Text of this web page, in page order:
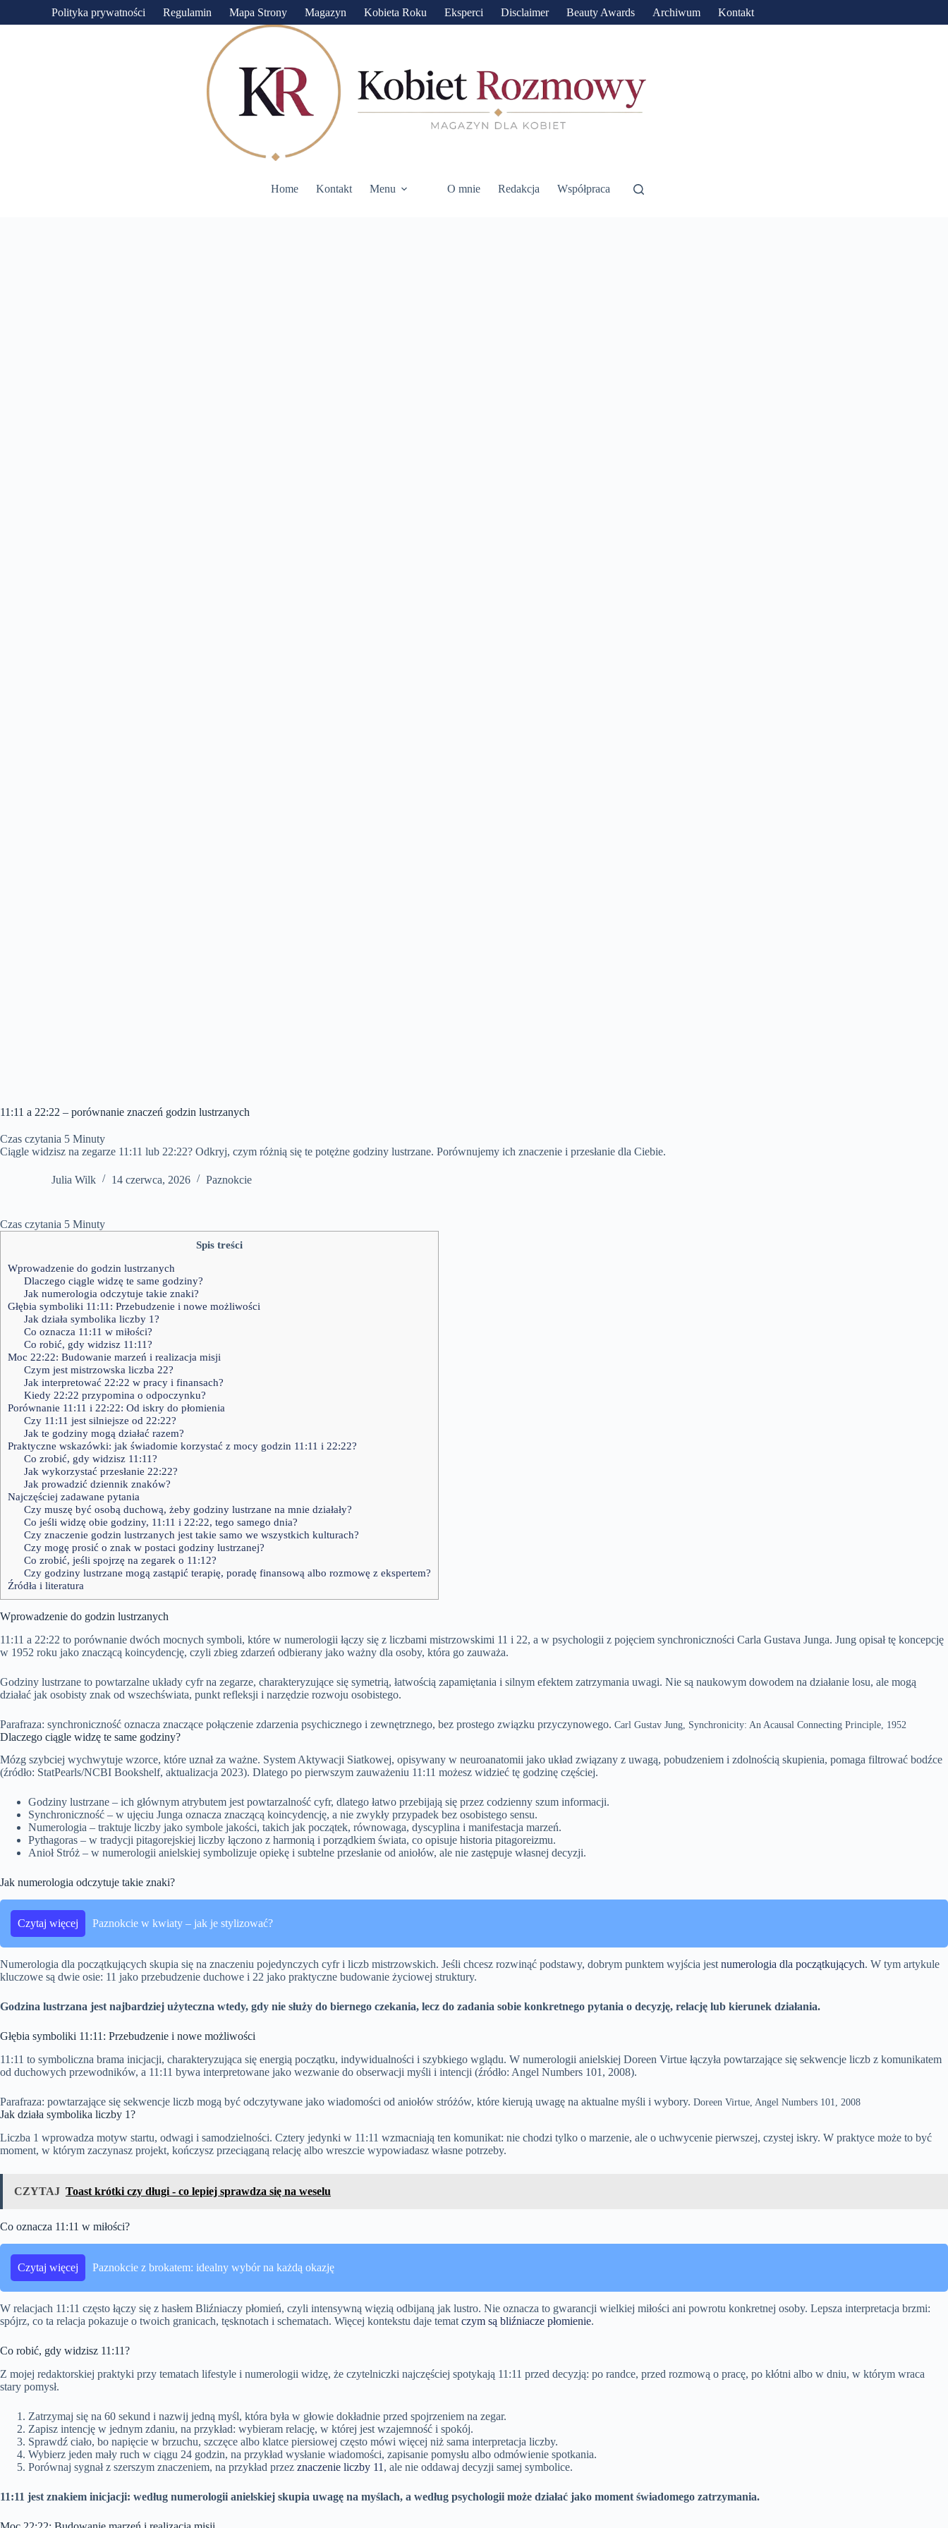
Polityka prywatności Regulamin Mapa Strony Magazyn Kobieta Roku Eksperci Disclaimer Beauty Awards Archiwum Kontakt
Home Kontakt Menu O mnie Redakcja Współpraca
11:11 a 22:22 – porównanie znaczeń godzin lustrzanych
Czas czytania 5 Minuty
Ciągle widzisz na zegarze 11:11 lub 22:22? Odkryj, czym różnią się te potężne godziny lustrzane. Porównujemy ich znaczenie i przesłanie dla Ciebie.
Julia Wilk 14 czerwca, 2026 Paznokcie
Czas czytania 5 Minuty
Spis treści
Wprowadzenie do godzin lustrzanych
Dlaczego ciągle widzę te same godziny?
Jak numerologia odczytuje takie znaki?
Głębia symboliki 11:11: Przebudzenie i nowe możliwości
Jak działa symbolika liczby 1?
Co oznacza 11:11 w miłości?
Co robić, gdy widzisz 11:11?
Moc 22:22: Budowanie marzeń i realizacja misji
Czym jest mistrzowska liczba 22?
Jak interpretować 22:22 w pracy i finansach?
Kiedy 22:22 przypomina o odpoczynku?
Porównanie 11:11 i 22:22: Od iskry do płomienia
Czy 11:11 jest silniejsze od 22:22?
Jak te godziny mogą działać razem?
Praktyczne wskazówki: jak świadomie korzystać z mocy godzin 11:11 i 22:22?
Co zrobić, gdy widzisz 11:11?
Jak wykorzystać przesłanie 22:22?
Jak prowadzić dziennik znaków?
Najczęściej zadawane pytania
Czy muszę być osobą duchową, żeby godziny lustrzane na mnie działały?
Co jeśli widzę obie godziny, 11:11 i 22:22, tego samego dnia?
Czy znaczenie godzin lustrzanych jest takie samo we wszystkich kulturach?
Czy mogę prosić o znak w postaci godziny lustrzanej?
Co zrobić, jeśli spojrzę na zegarek o 11:12?
Czy godziny lustrzane mogą zastąpić terapię, poradę finansową albo rozmowę z ekspertem?
Źródła i literatura
Wprowadzenie do godzin lustrzanych
11:11 a 22:22 to porównanie dwóch mocnych symboli, które w numerologii łączy się z liczbami mistrzowskimi 11 i 22, a w psychologii z pojęciem synchroniczności Carla Gustava Junga. Jung opisał tę koncepcję
w 1952 roku jako znaczącą koincydencję, czyli zbieg zdarzeń odbierany jako ważny dla osoby, która go zauważa.
Godziny lustrzane to powtarzalne układy cyfr na zegarze, charakteryzujące się symetrią, łatwością zapamiętania i silnym efektem zatrzymania uwagi. Nie są naukowym dowodem na działanie losu, ale mogą
działać jak osobisty znak od wszechświata, punkt refleksji i narzędzie rozwoju osobistego.
Parafraza: synchroniczność oznacza znaczące połączenie zdarzenia psychicznego i zewnętrznego, bez prostego związku przyczynowego. Carl Gustav Jung, Synchronicity: An Acausal Connecting Principle, 1952
Dlaczego ciągle widzę te same godziny?
Mózg szybciej wychwytuje wzorce, które uznał za ważne. System Aktywacji Siatkowej, opisywany w neuroanatomii jako układ związany z uwagą, pobudzeniem i zdolnością skupienia, pomaga filtrować bodźce
(źródło: StatPearls/NCBI Bookshelf, aktualizacja 2023). Dlatego po pierwszym zauważeniu 11:11 możesz widzieć tę godzinę częściej.
Godziny lustrzane – ich głównym atrybutem jest powtarzalność cyfr, dlatego łatwo przebijają się przez codzienny szum informacji.
Synchroniczność – w ujęciu Junga oznacza znaczącą koincydencję, a nie zwykły przypadek bez osobistego sensu.
Numerologia – traktuje liczby jako symbole jakości, takich jak początek, równowaga, dyscyplina i manifestacja marzeń.
Pythagoras – w tradycji pitagorejskiej liczby łączono z harmonią i porządkiem świata, co opisuje historia pitagoreizmu.
Anioł Stróż – w numerologii anielskiej symbolizuje opiekę i subtelne przesłanie od aniołów, ale nie zastępuje własnej decyzji.
Jak numerologia odczytuje takie znaki?
Czytaj więcej Paznokcie w kwiaty – jak je stylizować?
Numerologia dla początkujących skupia się na znaczeniu pojedynczych cyfr i liczb mistrzowskich. Jeśli chcesz rozwinąć podstawy, dobrym punktem wyjścia jest numerologia dla początkujących. W tym artykule
kluczowe są dwie osie: 11 jako przebudzenie duchowe i 22 jako praktyczne budowanie życiowej struktury.
Godzina lustrzana jest najbardziej użyteczna wtedy, gdy nie służy do biernego czekania, lecz do zadania sobie konkretnego pytania o decyzję, relację lub kierunek działania.
Głębia symboliki 11:11: Przebudzenie i nowe możliwości
11:11 to symboliczna brama inicjacji, charakteryzująca się energią początku, indywidualności i szybkiego wglądu. W numerologii anielskiej Doreen Virtue łączyła powtarzające się sekwencje liczb z komunikatem
od duchowych przewodników, a 11:11 bywa interpretowane jako wezwanie do obserwacji myśli i intencji (źródło: Angel Numbers 101, 2008).
Parafraza: powtarzające się sekwencje liczb mogą być odczytywane jako wiadomości od aniołów stróżów, które kierują uwagę na aktualne myśli i wybory. Doreen Virtue, Angel Numbers 101, 2008
Jak działa symbolika liczby 1?
Liczba 1 wprowadza motyw startu, odwagi i samodzielności. Cztery jedynki w 11:11 wzmacniają ten komunikat: nie chodzi tylko o marzenie, ale o uchwycenie pierwszej, czystej iskry. W praktyce może to być
moment, w którym zaczynasz projekt, kończysz przeciąganą relację albo wreszcie wypowiadasz własne potrzeby.
CZYTAJ Toast krótki czy długi - co lepiej sprawdza się na weselu
Co oznacza 11:11 w miłości?
Czytaj więcej Paznokcie z brokatem: idealny wybór na każdą okazję
W relacjach 11:11 często łączy się z hasłem Bliźniaczy płomień, czyli intensywną więzią odbijaną jak lustro. Nie oznacza to gwarancji wielkiej miłości ani powrotu konkretnej osoby. Lepsza interpretacja brzmi:
spójrz, co ta relacja pokazuje o twoich granicach, tęsknotach i schematach. Więcej kontekstu daje temat czym są bliźniacze płomienie.
Co robić, gdy widzisz 11:11?
Z mojej redaktorskiej praktyki przy tematach lifestyle i numerologii widzę, że czytelniczki najczęściej spotykają 11:11 przed decyzją: po randce, przed rozmową o pracę, po kłótni albo w dniu, w którym wraca
stary pomysł.
Zatrzymaj się na 60 sekund i nazwij jedną myśl, która była w głowie dokładnie przed spojrzeniem na zegar.
Zapisz intencję w jednym zdaniu, na przykład: wybieram relację, w której jest wzajemność i spokój.
Sprawdź ciało, bo napięcie w brzuchu, szczęce albo klatce piersiowej często mówi więcej niż sama interpretacja liczby.
Wybierz jeden mały ruch w ciągu 24 godzin, na przykład wysłanie wiadomości, zapisanie pomysłu albo odmówienie spotkania.
Porównaj sygnał z szerszym znaczeniem, na przykład przez znaczenie liczby 11 , ale nie oddawaj decyzji samej symbolice.
11:11 jest znakiem inicjacji: według numerologii anielskiej skupia uwagę na myślach, a według psychologii może działać jako moment świadomego zatrzymania.